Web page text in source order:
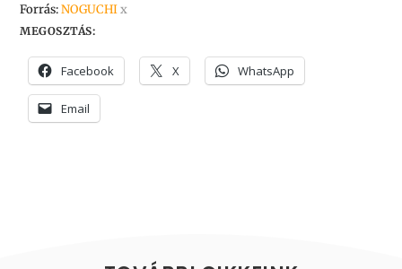
Forrás: NOGUCHI x
MEGOSZTÁS:
Facebook X WhatsApp
Email